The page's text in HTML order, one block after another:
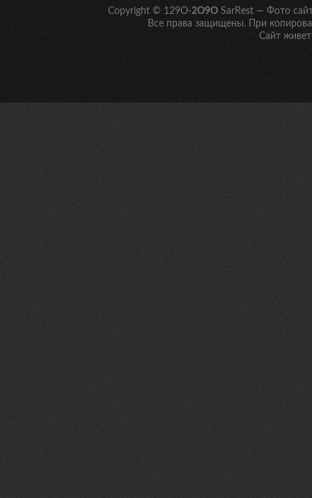
Copyright © 129O-2O9O SarRest — Фото
Все права защищены. При
Сайт живет